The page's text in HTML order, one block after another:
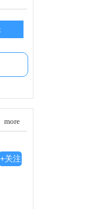
了解留学内幕的宝子
的具体内容，还会对
一次模拟面试，虽然
人看。
田的同学们几点建
多次模拟，增强实
你的机会，必将伴
，请牢记，成就自
more
+关注